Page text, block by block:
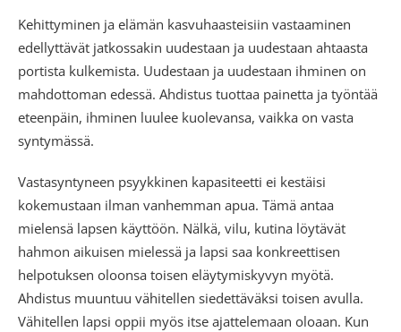
Kehittyminen ja elämän kasvuhaasteisiin vastaaminen
edellyttävät jatkossakin uudestaan ja uudestaan ahtaasta
portista kulkemista. Uudestaan ja uudestaan ihminen on
mahdottoman edessä. Ahdistus tuottaa painetta ja työntää
eteenpäin, ihminen luulee kuolevansa, vaikka on vasta
syntymässä.
Vastasyntyneen psyykkinen kapasiteetti ei kestäisi
kokemustaan ilman vanhemman apua. Tämä antaa
mielensä lapsen käyttöön. Nälkä, vilu, kutina löytävät
hahmon aikuisen mielessä ja lapsi saa konkreettisen
helpotuksen oloonsa toisen eläytymiskyvyn myötä.
Ahdistus muuntuu vähitellen siedettäväksi toisen avulla.
Vähitellen lapsi oppii myös itse ajattelemaan oloaan. Kun